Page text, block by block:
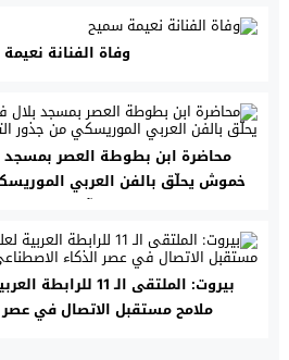
وفاة الفنانة
محاضرة ابن بطوطة العصر
خموش يحلّق بالفن العربي
آفاق العالمية
بيروت: الملتقى الـ 11
ملامح مستقبل الاتصال في عصر